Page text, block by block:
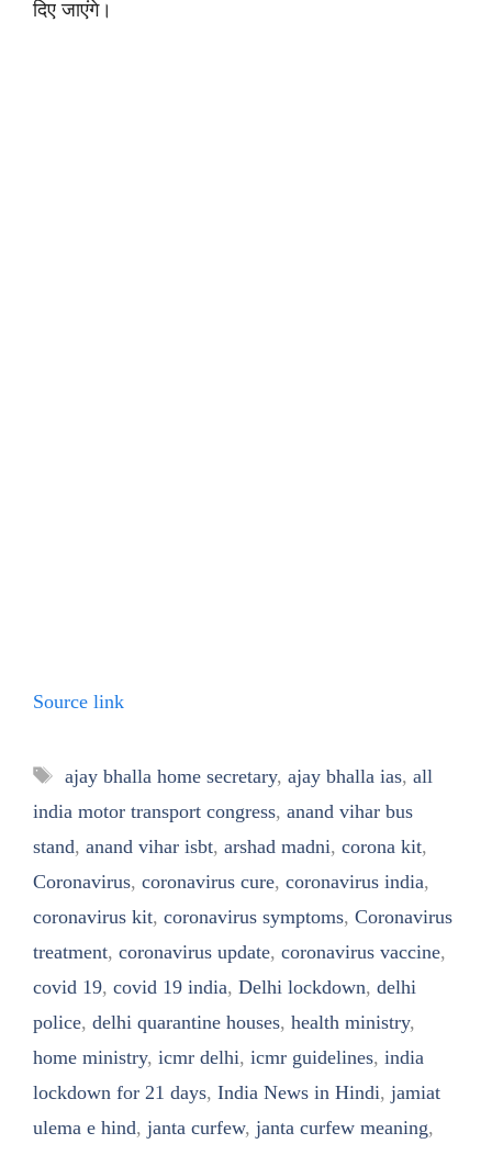
दिए जाएंगे।
Source link
Tags
ajay bhalla home secretary, ajay bhalla ias, all
india motor transport congress, anand vihar bus
stand, anand vihar isbt, arshad madni, corona kit,
Coronavirus, coronavirus cure, coronavirus india,
coronavirus kit, coronavirus symptoms, Coronavirus
treatment, coronavirus update, coronavirus vaccine,
covid 19, covid 19 india, Delhi lockdown, delhi
police, delhi quarantine houses, health ministry,
home ministry, icmr delhi, icmr guidelines, india
lockdown for 21 days, India News in Hindi, jamiat
ulema e hind, janta curfew, janta curfew meaning,